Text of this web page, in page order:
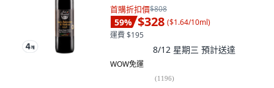
首購折扣價$808
59% $328 ($1.64/10ml)
運費 $195
8/12 星期三 預計送達
WOW免運
(1196)